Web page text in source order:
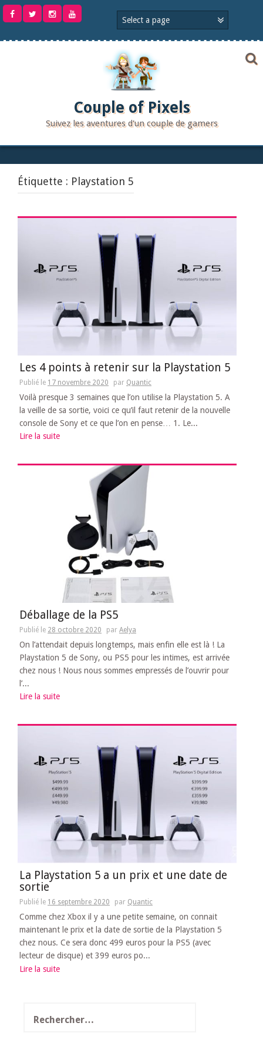
Aller
Couple of Pixels
Suivez les aventures d'un couple de gamers
Étiquette : Playstation 5
Les 4 points à retenir sur la Playstation 5
Publié le 17 novembre 2020 par Quantic
Voilà presque 3 semaines que l’on utilise la Playstation 5. A
la veille de sa sortie, voici ce qu’il faut retenir de la nouvelle
console de Sony et ce que l’on en pense… 1. Le...
Lire la suite
Déballage de la PS5
Publié le 28 octobre 2020 par Aelya
On l’attendait depuis longtemps, mais enfin elle est là ! La
Playstation 5 de Sony, ou PS5 pour les intimes, est arrivée
chez nous ! Nous nous sommes empressés de l’ouvrir pour
l’...
Lire la suite
La Playstation 5 a un prix et une date de
sortie
Publié le 16 septembre 2020 par Quantic
Comme chez Xbox il y a une petite semaine, on connait
maintenant le prix et la date de sortie de la Playstation 5
chez nous. Ce sera donc 499 euros pour la PS5 (avec
lecteur de disque) et 399 euros po...
Lire la suite